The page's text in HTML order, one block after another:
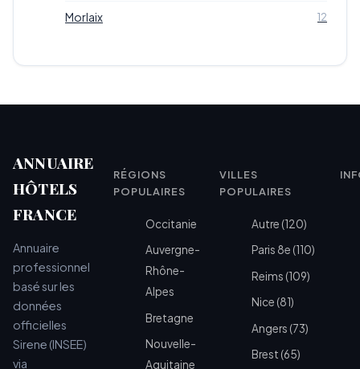
Morlaix 12
ANNUAIRE
HÔTELS
FRANCE
Annuaire
professionnel
basé sur les
données
officielles
Sirene (INSEE)
via
RÉGIONS
POPULAIRES
Occitanie
Auvergne-
Rhône-
Alpes
Bretagne
Nouvelle-
Aquitaine
VILLES
POPULAIRES
Autre (120)
Paris 8e (110)
Reims (109)
Nice (81)
Angers (73)
Brest (65)